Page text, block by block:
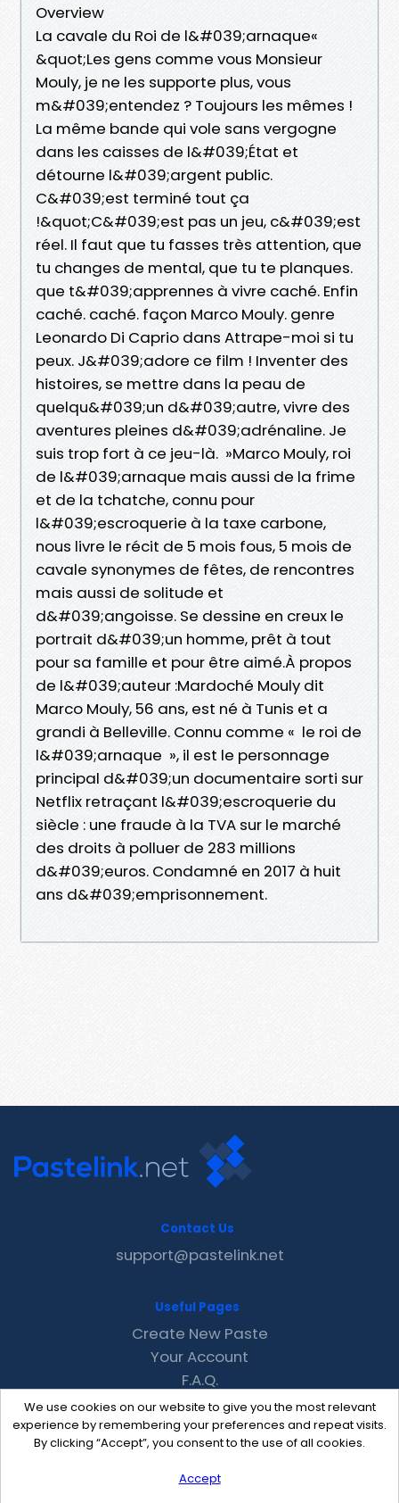
Overview
La cavale du Roi de l&#039;arnaque«
&quot;Les gens comme vous Monsieur
Mouly, je ne les supporte plus, vous
m&#039;entendez ? Toujours les mêmes !
La même bande qui vole sans vergogne
dans les caisses de l&#039;État et
détourne l&#039;argent public.
C&#039;est terminé tout ça
!&quot;C&#039;est pas un jeu, c&#039;est
réel. Il faut que tu fasses très attention, que
tu changes de mental, que tu te planques.
que t&#039;apprennes à vivre caché. Enfin
caché. caché. façon Marco Mouly. genre
Leonardo Di Caprio dans Attrape-moi si tu
peux. J&#039;adore ce film ! Inventer des
histoires, se mettre dans la peau de
quelqu&#039;un d&#039;autre, vivre des
aventures pleines d&#039;adrénaline. Je
suis trop fort à ce jeu-là. »Marco Mouly, roi
de l&#039;arnaque mais aussi de la frime
et de la tchatche, connu pour
l&#039;escroquerie à la taxe carbone,
nous livre le récit de 5 mois fous, 5 mois de
cavale synonymes de fêtes, de rencontres
mais aussi de solitude et
d&#039;angoisse. Se dessine en creux le
portrait d&#039;un homme, prêt à tout
pour sa famille et pour être aimé.À propos
de l&#039;auteur :Mardoché Mouly dit
Marco Mouly, 56 ans, est né à Tunis et a
grandi à Belleville. Connu comme « le roi de
l&#039;arnaque », il est le personnage
principal d&#039;un documentaire sorti sur
Netflix retraçant l&#039;escroquerie du
siècle : une fraude à la TVA sur le marché
des droits à polluer de 283 millions
d&#039;euros. Condamné en 2017 à huit
ans d&#039;emprisonnement.
We use cookies on our website to give you the most relevant
experience by remembering your preferences and repeat visits.
By clicking “Accept”, you consent to the use of all cookies.
Accept
Contact Us
support@pastelink.net
Useful Pages
Create New Paste
Your Account
F.A.Q.
Recent
Contact